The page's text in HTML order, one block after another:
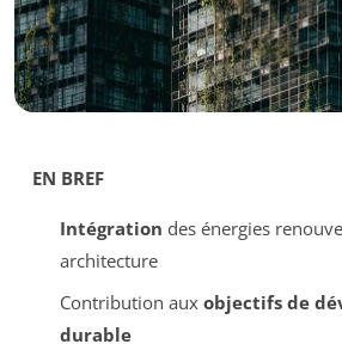
EN BREF
Intégration des énergies
architecture
Contribution aux objectifs de
durable